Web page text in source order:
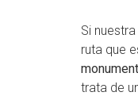
Si
ruta que
trata de